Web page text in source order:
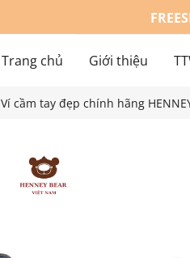
Trang chủ Giới thiệu
Hệ thống cửa hàng Liên hệ
Ví cầm tay đẹp chính hãng